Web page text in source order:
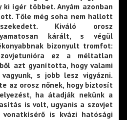
ki ígér többet. Anyám azonban
Tőle még soha nem hallott
Kiváló orosz
kárált, s végül
bizonyult tromfot:
ez a méltatlan
azt gyanította, hogy valami
s jobb lesz vigyázni.
az orosz nőnek, hogy biztosít
ha átadják nekünk a
is volt, ugyanis a szovjet
is kvázi hatósági